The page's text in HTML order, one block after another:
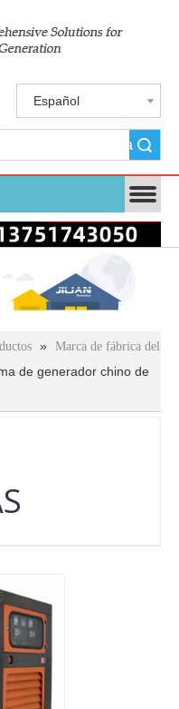
Español
Búsqueda
» Marca de fábrica del
de generador chino de